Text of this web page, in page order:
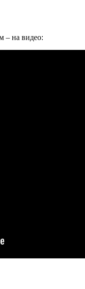
– на видео: